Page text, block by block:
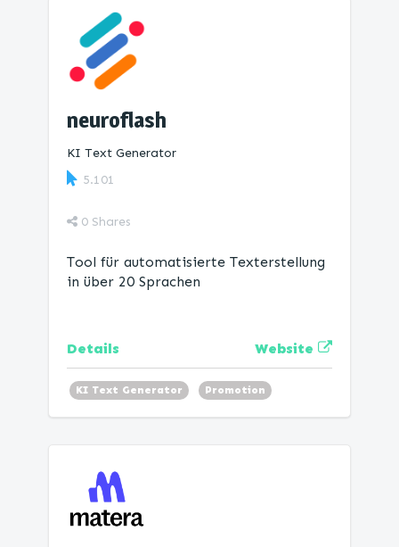
neuroflash
KI Text Generator
5.101
0 Shares
Tool für automatisierte Texterstellung
in über 20 Sprachen
Details Website
KI Text Generator Promotion
KI Tools